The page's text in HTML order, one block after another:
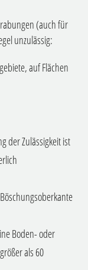
(auch für
unzulässig:
auf Flächen
der Zulässigkeit ist
Boden- oder
als 60